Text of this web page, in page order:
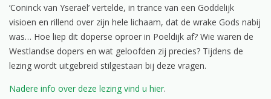
‘Coninck van Yseraël’ vertelde, in trance van een Goddelijk
visioen en rillend over zijn hele lichaam, dat de wrake Gods nabij
was… Hoe liep dit doperse oproer in Poeldijk af? Wie waren de
Westlandse dopers en wat geloofden zij precies? Tijdens de
lezing wordt uitgebreid stilgestaan bij deze vragen.
Nadere info over deze lezing vind u hier.